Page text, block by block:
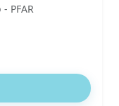
PFAR - פנאי שטח פרימיום אוטומט